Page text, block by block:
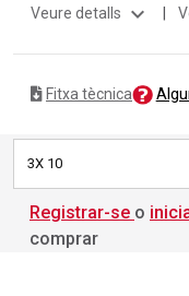
Veure detalls expand_more |
Fitxa tècnica
3X 10
Registrar-se o
comprar